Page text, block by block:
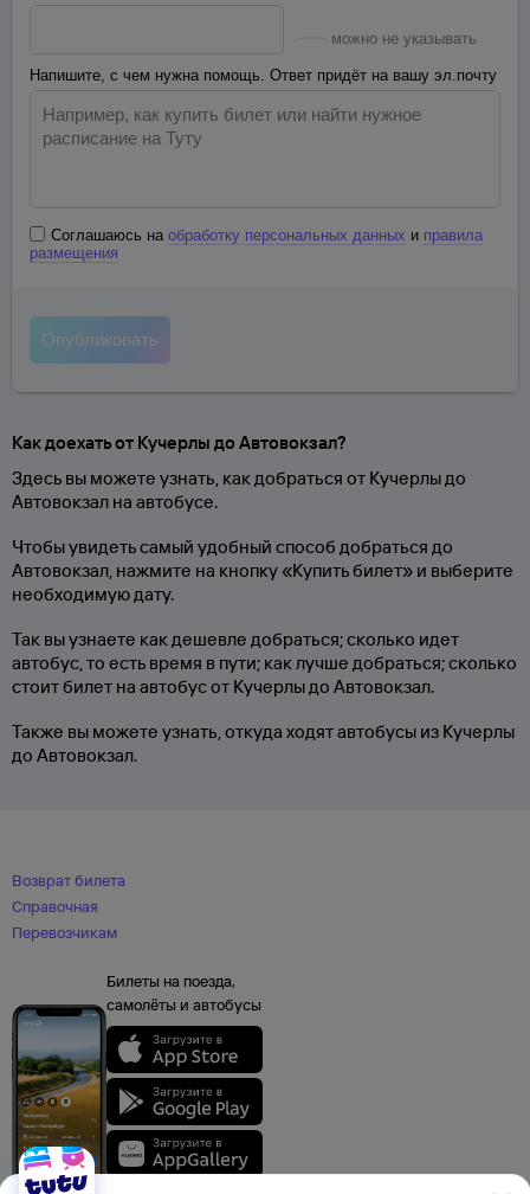
можно не указывать
Напишите, с чем нужна помощь. Ответ придёт на вашу эл.почту
Соглашаюсь на обработку персональных данных и правила
размещения
Как доехать от Кучерлы до Автовокзал?
Здесь вы можете узнать, как добраться от Кучерлы до
Автовокзал на автобусе.
Чтобы увидеть самый удобный способ добраться до
Автовокзал, нажмите на кнопку «Купить билет» и выберите
необходимую дату.
Так вы узнаете как дешевле добраться; сколько идет
автобус, то есть время в пути; как лучше добраться; сколько
стоит билет на автобус от Кучерлы до Автовокзал.
Также вы можете узнать, откуда ходят автобусы из Кучерлы
до Автовокзал.
Возврат билета
Справочная
Перевозчикам
Билеты на поезда,
самолёты и автобусы